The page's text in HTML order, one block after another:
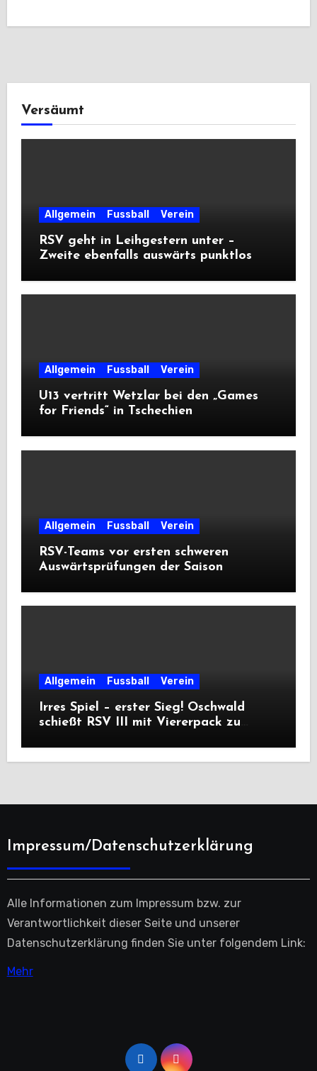
Versäumt
Allgemein Fussball Verein
RSV geht in Leihgestern unter –
Zweite ebenfalls auswärts punktlos
Allgemein Fussball Verein
U13 vertritt Wetzlar bei den „Games
for Friends“ in Tschechien
Allgemein Fussball Verein
RSV-Teams vor ersten schweren
Auswärtsprüfungen der Saison
Allgemein Fussball Verein
Irres Spiel – erster Sieg! Oschwald
schießt RSV III mit Viererpack zu
Impressum/Datenschutzerklärung
Alle Informationen zum Impressum bzw. zur
Verantwortlichkeit dieser Seite und unserer
Datenschutzerklärung finden Sie unter folgendem Link:
Mehr